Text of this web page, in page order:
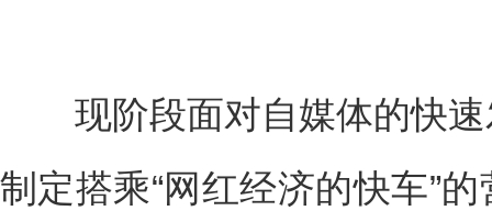
现阶段面对自媒体的快速
制定搭乘“网红经济的快车”